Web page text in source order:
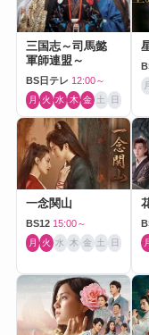
三国志～司馬懿
軍師連盟～
BS日テレ 12:00～
月 火 水 木 金 土 日
月
一念関山
BS12 15:00～
月 火 水 木 金 土 日